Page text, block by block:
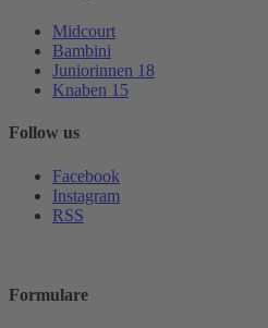
Midcourt
Bambini
Juniorinnen 18
Knaben 15
Follow us
Facebook
Instagram
RSS
Formulare